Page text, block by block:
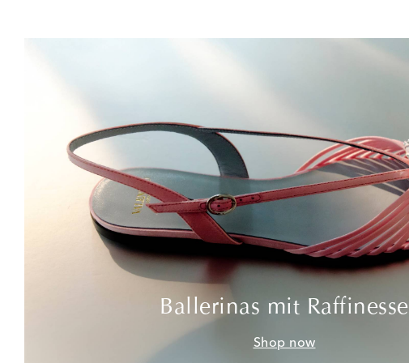
Ballerinas mit Raffinesse
Shop now